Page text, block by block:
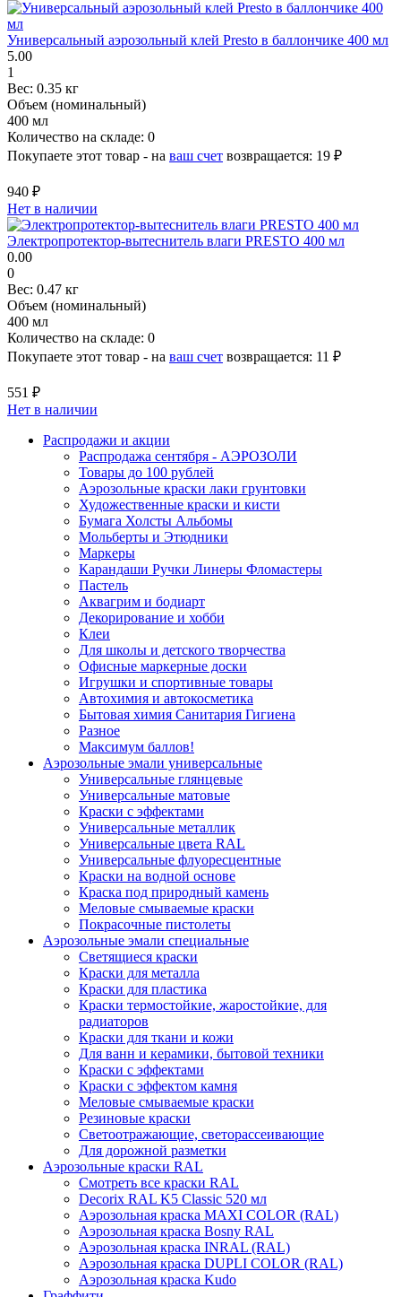
Универсальный аэрозольный клей Presto в баллончике 400 мл
5.00
1
Вес: 0.35 кг
Объем (номинальный)
400 мл
Количество на складе: 0
Покупаете этот товар - на ваш счет возвращается: 19 ₽
940 ₽
Нет в наличии
Электропротектор-вытеснитель влаги PRESTO 400 мл
0.00
0
Вес: 0.47 кг
Объем (номинальный)
400 мл
Количество на складе: 0
Покупаете этот товар - на ваш счет возвращается: 11 ₽
551 ₽
Нет в наличии
Распродажи и акции
Распродажа сентября - АЭРОЗОЛИ
Товары до 100 рублей
Аэрозольные краски лаки грунтовки
Художественные краски и кисти
Бумага Холсты Альбомы
Мольберты и Этюдники
Маркеры
Карандаши Ручки Линеры Фломастеры
Пастель
Аквагрим и бодиарт
Декорирование и хобби
Клеи
Для школы и детского творчества
Офисные маркерные доски
Игрушки и спортивные товары
Автохимия и автокосметика
Бытовая химия Санитария Гигиена
Разное
Максимум баллов!
Аэрозольные эмали универсальные
Универсальные глянцевые
Универсальные матовые
Краски с эффектами
Универсальные металлик
Универсальные цвета RAL
Универсальные флуоресцентные
Краски на водной основе
Краска под природный камень
Меловые смываемые краски
Покрасочные пистолеты
Аэрозольные эмали специальные
Светящиеся краски
Краски для металла
Краски для пластика
Краски термостойкие, жаростойкие, для
радиаторов
Краски для ткани и кожи
Для ванн и керамики, бытовой техники
Краски с эффектами
Краски с эффектом камня
Меловые смываемые краски
Резиновые краски
Светоотражающие, светорассеивающие
Для дорожной разметки
Аэрозольные краски RAL
Смотреть все краски RAL
Decorix RAL K5 Classic 520 мл
Аэрозольная краска MAXI COLOR (RAL)
Аэрозольная краска Bosny RAL
Аэрозольная краска INRAL (RAL)
Аэрозольная краска DUPLI COLOR (RAL)
Аэрозольная краска Kudo